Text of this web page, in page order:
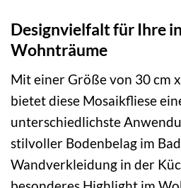
Designvielfalt für Ihre
Wohnträume
Mit einer Größe von 30 cm
bietet diese Mosaikfliese
unterschiedlichste
stilvoller Bodenbelag im
Wandverkleidung in der